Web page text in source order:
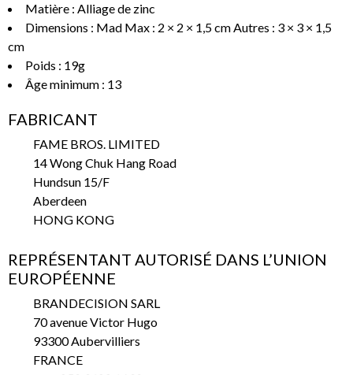
Matière : Alliage de zinc
Dimensions : Mad Max : 2 × 2 × 1,5 cm Autres : 3 × 3 × 1,5
cm
Poids : 19g
Âge minimum : 13
FABRICANT
FAME BROS. LIMITED
14 Wong Chuk Hang Road
Hundsun 15/F
Aberdeen
HONG KONG
REPRÉSENTANT AUTORISÉ DANS L’UNION
EUROPÉENNE
BRANDECISION SARL
70 avenue Victor Hugo
93300 Aubervilliers
FRANCE